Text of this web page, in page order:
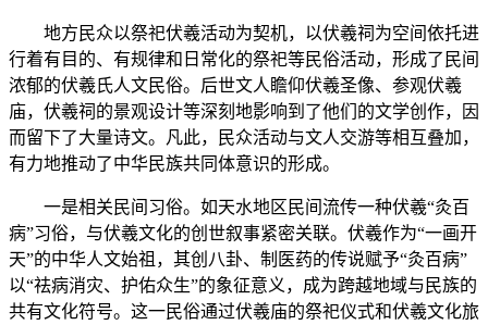
地方民众以祭祀伏羲活动为契机，以伏羲祠为空间依托进
行着有目的、有规律和日常化的祭祀等民俗活动，形成了民间
浓郁的伏羲氏人文民俗。后世文人瞻仰伏羲圣像、参观伏羲
庙，伏羲祠的景观设计等深刻地影响到了他们的文学创作，因
而留下了大量诗文。凡此，民众活动与文人交游等相互叠加，
有力地推动了中华民族共同体意识的形成。
一是相关民间习俗。如天水地区民间流传一种伏羲“灸百
病”习俗，与伏羲文化的创世叙事紧密关联。伏羲作为“一画开
天”的中华人文始祖，其创八卦、制医药的传说赋予“灸百病”
以“祛病消灾、护佑众生”的象征意义，成为跨越地域与民族的
共有文化符号。这一民俗通过伏羲庙的祭祀仪式和伏羲文化旅